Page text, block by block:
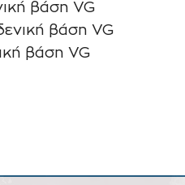
βάση VG
βάση VG
βάση VG